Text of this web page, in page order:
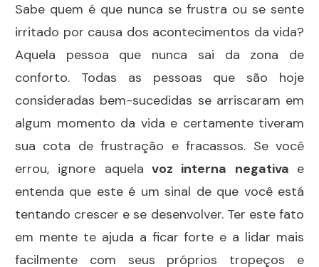
Sabe quem é que nunca se frustra ou se sente
irritado por causa dos acontecimentos da vida?
Aquela pessoa que nunca sai da zona de
conforto. Todas as pessoas que são hoje
consideradas bem-sucedidas se arriscaram em
algum momento da vida e certamente tiveram
sua cota de frustração e fracassos. Se você
errou, ignore aquela voz interna negativa e
entenda que este é um sinal de que você está
tentando crescer e se desenvolver. Ter este fato
em mente te ajuda a ficar forte e a lidar mais
facilmente com seus próprios tropeços e